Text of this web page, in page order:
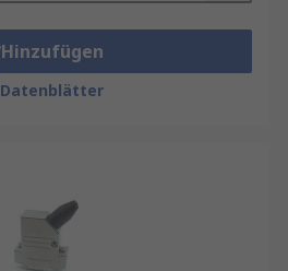
Hinzufügen
Datenblätter